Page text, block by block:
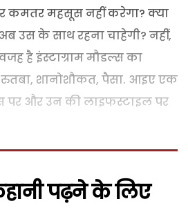
कमतर महसूस नहीं करेगा? क्या
उस के साथ रहना चाहेगी? नहीं,
है इंस्टाग्राम मौडल्स का
शानोशौकत, पैसा. आइए एक
पर और उन की लाइफस्टाइल पर
पढ़ने के लिए